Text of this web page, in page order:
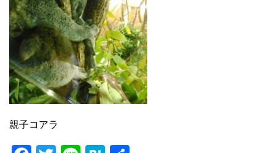
親子コアラ